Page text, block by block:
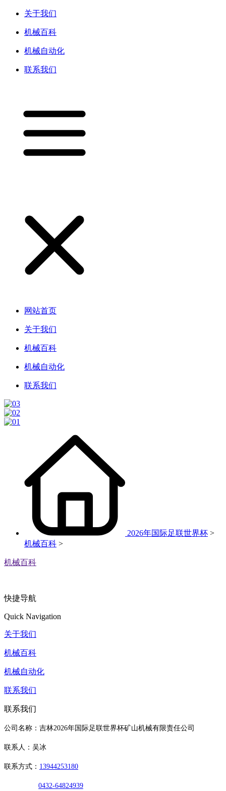
关于我们
机械百科
机械自动化
联系我们
网站首页
关于我们
机械百科
机械自动化
联系我们
2026年国际足联世界杯 >
机械百科 >
机械百科
快捷导航
Quick Navigation
关于我们
机械百科
机械自动化
联系我们
联系我们
公司名称：吉林2026年国际足联世界杯矿山机械有限责任公司
联系人：吴冰
联系方式： 13944253180
0432-64824939